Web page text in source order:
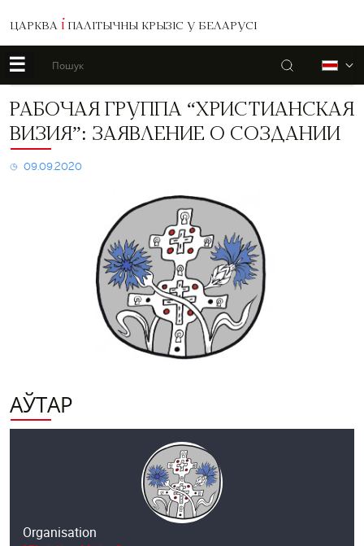
ЦАРКВА І ПАЛІТЫЧНЫ КРЫЗІС У БЕЛАРУСІ
☰ Пошук
Рабочая
“Христианская
визия”:
заявление
РАБОЧАЯ ГРУППА “ХРИСТИАНСКАЯ
ВИЗИЯ”: ЗАЯВЛЕНИЕ О СОЗДАНИИ
09.09.2020
АЎТАР
Organisation